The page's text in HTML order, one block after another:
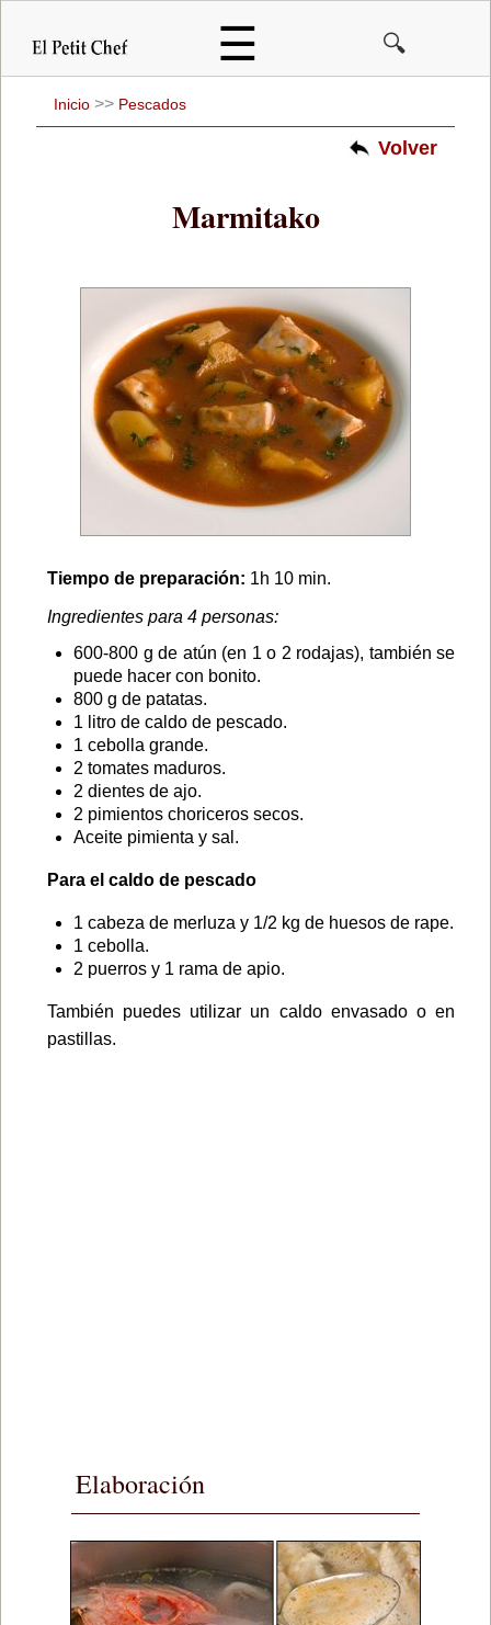
principal
☰ 🔍
Inicio >> Pescados
Volver
Marmitako
Tiempo de preparación: 1h 10 min.
Ingredientes para 4 personas:
600-800 g de atún (en 1 o 2 rodajas), también se
puede hacer con bonito.
800 g de patatas.
1 litro de caldo de pescado.
1 cebolla grande.
2 tomates maduros.
2 dientes de ajo.
2 pimientos choriceros secos.
Aceite pimienta y sal.
Para el caldo de pescado
1 cabeza de merluza y 1/2 kg de huesos de rape.
1 cebolla.
2 puerros y 1 rama de apio.
También puedes utilizar un caldo envasado o en
pastillas.
Elaboración